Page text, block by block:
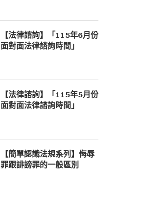
【法律諮詢】「115年6月份
面對面法律諮詢時間」
【法律諮詢】「115年5月份
面對面法律諮詢時間」
【簡單認識法規系列】侮辱
罪跟誹謗罪的一般區別